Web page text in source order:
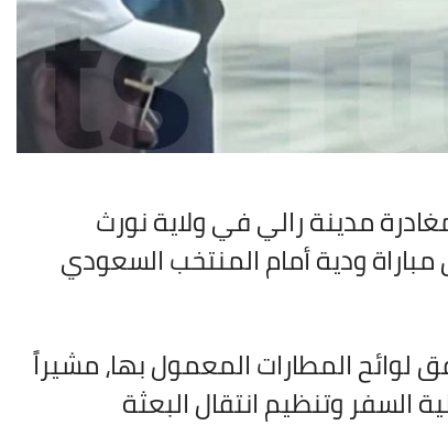
مدينة رالي في ولاية نورث
ودية أمام المنتخب السعودي
لوائح المطارات المعمول بها، مشيراً
السفر وتنظيم انتقال البعثة